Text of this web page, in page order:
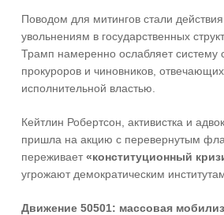
Поводом для митингов стали
увольнениям в государственных
Трамп намеренно ослабляет систему
прокуроров и чиновников,
исполнительной властью.
Кейтлин Робертсон, активистка и
пришла на акцию с перевернутым
переживает«конституционный
угрожают демократическим
Движение 50501: массовая